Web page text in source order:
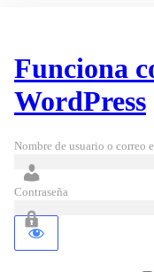
Funciona
WordPress
Nombre de usuario o correo
Contraseña